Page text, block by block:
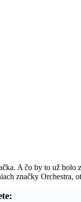
A čo by to už bolo
značky Orchestra,